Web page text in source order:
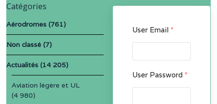
User Email *
User Password *
Catégories
Aérodromes (761)
Non classé (7)
Actualités (14 205)
Aviation légère et UL
(4 980)